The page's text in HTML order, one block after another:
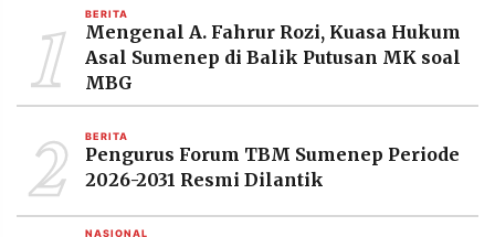
1 BERITA
Mengenal A. Fahrur Rozi, Kuasa Hukum
Asal Sumenep di Balik Putusan MK soal
MBG
2 BERITA
Pengurus Forum TBM Sumenep Periode
2026-2031 Resmi Dilantik
NASIONAL